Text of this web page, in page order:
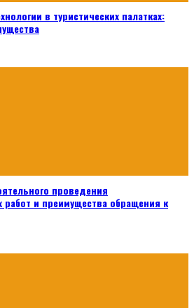
в туристических палатках:
проведения
работ и преимущества обращения к